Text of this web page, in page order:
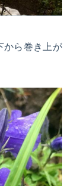
から巻き上が